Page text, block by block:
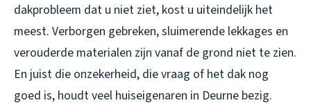
dakprobleem dat u niet ziet, kost u uiteindelijk het
meest. Verborgen gebreken, sluimerende lekkages en
verouderde materialen zijn vanaf de grond niet te zien.
En juist die onzekerheid, die vraag of het dak nog
goed is, houdt veel huiseigenaren in Deurne bezig.